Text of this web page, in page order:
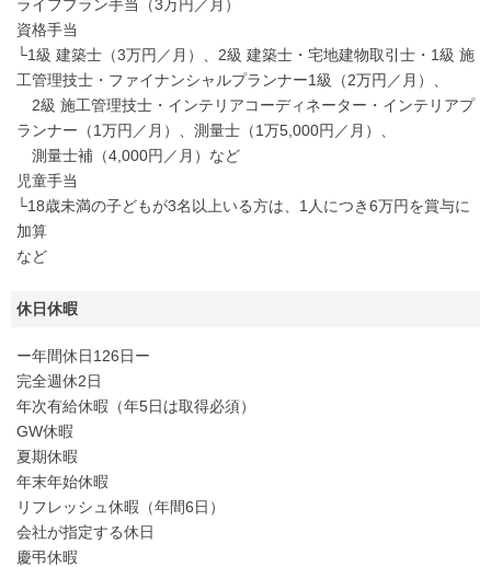
ライフプラン手当（3万円／月）
資格手当
└1級 建築士（3万円／月）、2級 建築士・宅地建物取引士・1級 施
工管理技士・ファイナンシャルプランナー1級（2万円／月）、
2級 施工管理技士・インテリアコーディネーター・インテリアプ
ランナー（1万円／月）、測量士（1万5,000円／月）、
測量士補（4,000円／月）など
児童手当
└18歳未満の子どもが3名以上いる方は、1人につき6万円を賞与に
加算
など
休日休暇
ー年間休日126日ー
完全週休2日
年次有給休暇（年5日は取得必須）
GW休暇
夏期休暇
年末年始休暇
リフレッシュ休暇（年間6日）
会社が指定する休日
慶弔休暇